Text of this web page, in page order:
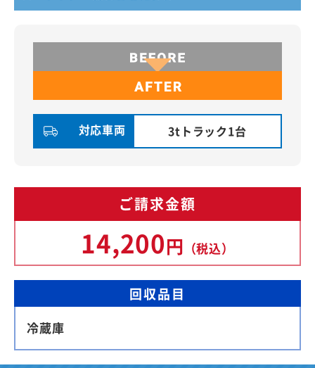
対応車両 3tトラック1台
ご請求金額
14,200円 （税込）
回収品目
冷蔵庫